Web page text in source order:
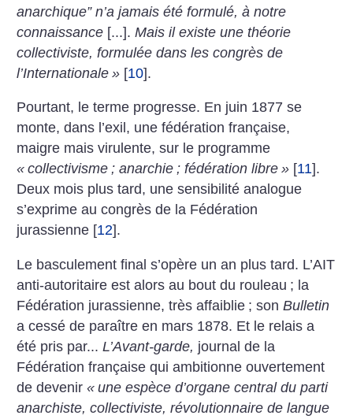
anarchique” n’a jamais été formulé, à notre
connaissance [...].Mais il existe une théorie
collectiviste, formulée dans les congrès de
l’Internationale » [10].
Pourtant, le terme progresse. En juin 1877 se
monte, dans l’exil, une fédération française,
maigre mais virulente, sur le programme
« collectivisme ; anarchie ; fédération libre » [11].
Deux mois plus tard, une sensibilité analogue
s’exprime au congrès de la Fédération
jurassienne [12].
Le basculement final s’opère un an plus tard. L’AIT
anti-­autoritaire est alors au bout du rouleau ; la
Fédération jurassienne, très affaiblie ; sonBulletin
a cessé de paraître en mars 1878. Et le relais a
été pris par...­L’Avant-garde, journal de la
Fédération française qui ambitionne ouvertement
de devenir« une espèce d’organe central du parti
anarchiste, collectiviste, révolutionnaire de langue